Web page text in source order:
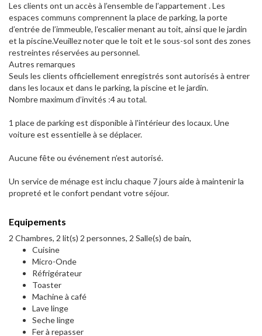
Les clients ont un accès à l’ensemble de l’appartement . Les
espaces communs comprennent la place de parking, la porte
d’entrée de l’immeuble, l’escalier menant au toit, ainsi que le jardin
et la piscine.Veuillez noter que le toit et le sous-sol sont des zones
restreintes réservées au personnel.
Autres remarques
Seuls les clients officiellement enregistrés sont autorisés à entrer
dans les locaux et dans le parking, la piscine et le jardin.
Nombre maximum d’invités :4 au total.
1 place de parking est disponible à l'intérieur des locaux. Une
voiture est essentielle à se déplacer.
Aucune fête ou événement n’est autorisé.
Un service de ménage est inclu chaque 7 jours aide à maintenir la
propreté et le confort pendant votre séjour.
Equipements
2 Chambres, 2 lit(s) 2 personnes, 2 Salle(s) de bain,
Cuisine
Micro-Onde
Réfrigérateur
Toaster
Machine à café
Lave linge
Seche linge
Fer à repasser